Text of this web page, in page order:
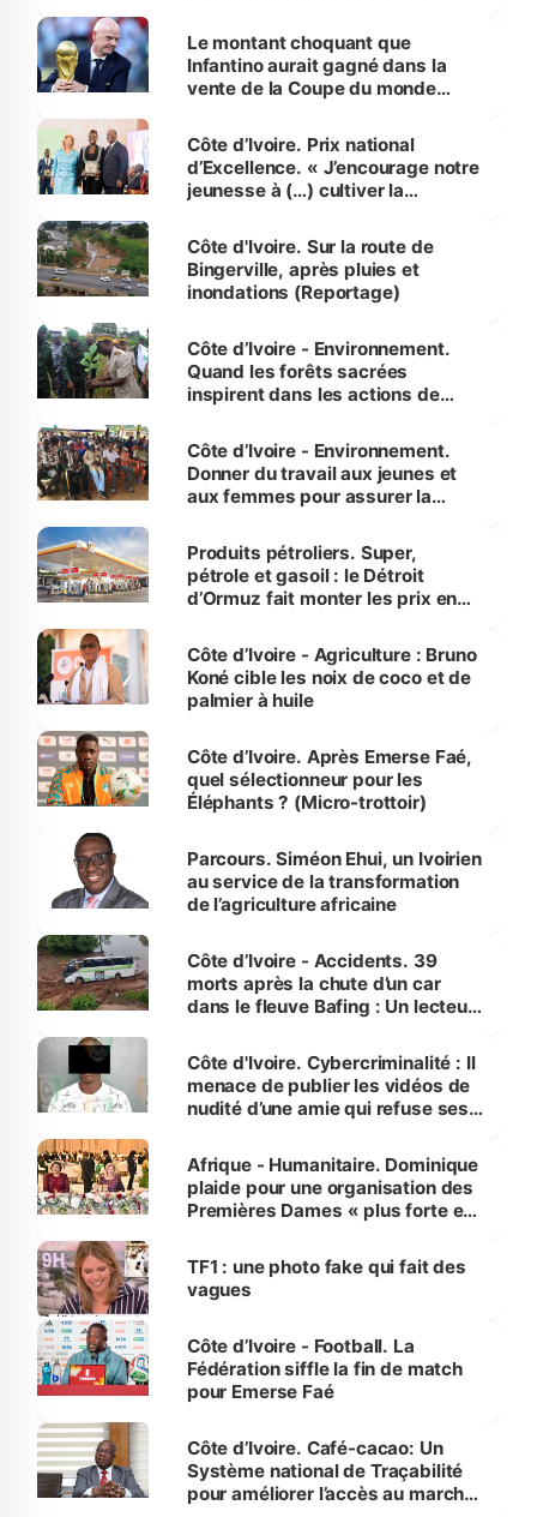
Le montant choquant que
Infantino aurait gagné dans la
vente de la Coupe du monde
Côte d’Ivoire. Prix national
d’Excellence. « J’encourage notre
jeunesse à (…) cultiver la
(Alassane Ouattara
Côte d'Ivoire. Sur la route de
Bingerville, après pluies et
inondations (Reportage)
Côte d’Ivoire - Environnement.
Quand les forêts sacrées
inspirent dans les actions de
Côte d’Ivoire - Environnement.
Donner du travail aux jeunes et
aux femmes pour assurer la
menacées
Produits pétroliers. Super,
pétrole et gasoil : le Détroit
d’Ormuz fait monter les prix en
Côte d’Ivoire - Agriculture : Bruno
Koné cible les noix de coco et de
palmier à huile
Côte d’Ivoire. Après Emerse Faé,
quel sélectionneur pour les
Éléphants ? (Micro-trottoir)
Parcours. Siméon Ehui, un Ivoirien
au service de la transformation
de l’agriculture africaine
Côte d’Ivoire - Accidents. 39
morts après la chute d’un car
dans le fleuve Bafing : Un lecteur
des Transports
Côte d'Ivoire. Cybercriminalité : Il
menace de publier les vidéos de
nudité d’une amie qui refuse ses
Afrique - Humanitaire. Dominique
plaide pour une organisation des
Premières Dames « plus forte et
sur la scène internationale »
TF1 : une photo fake qui fait des
vagues
Côte d’Ivoire - Football. La
Fédération siffle la fin de match
pour Emerse Faé
Côte d’Ivoire. Café-cacao: Un
Système national de Traçabilité
pour améliorer l’accès au marché